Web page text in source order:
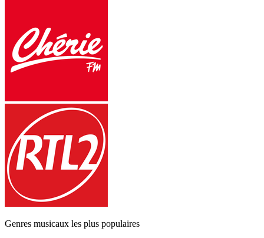
Genres musicaux les plus populaires